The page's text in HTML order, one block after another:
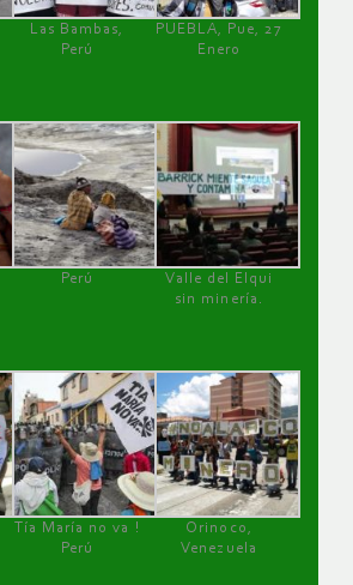
Las Bambas,
Perú
PUEBLA, Pue, 27
Enero
Perú
Valle del Elqui
sin minería.
Tía María no va !
Perú
Orinoco,
Venezuela